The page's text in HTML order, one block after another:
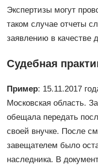
Экспертизы могут
таком случае отчеты
заявлению в качестве
Судебная
Пример: 15.11.2017
Московская область.
обещала передать
своей внучке. После
завещателем было
наследника. В